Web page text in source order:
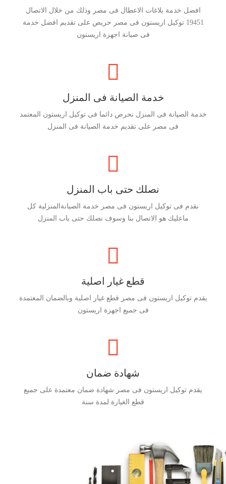
افضل خدمة بلاغات الاعطال فى مصر وذلك من خلال الاتصال
19451 توكيل اريستون فى مصر حريص على تقديم افضل خدمة
فى صيانة اجهزة اريستون
خدمة الصيانة فى المنزل
خدمة الصيانة فى المنزل نحرص دائما فى توكيل اريستون المعتمد
فى مصر على تقديم خدمة الصيانة فى المنزل
نصلك حتى باب المنزل
نقدم فى توكيل اريستون فى مصر خدمة الصيانةالمنزلية كل
ماعليك هو الاتصال بنا وسوف نصلك حتى باب المنزل
قطع غيار اصلية
يقدم توكيل اريستون فى مصر قطع غيار اصلية وبالضمان المعتمدة
فى جميع اجهزة اريستون
شهادة ضمان
يقدم توكيل اريستون فى مصر شهادة ضمان معتمدة على جميع
قطع الغيارة لمدة سنة